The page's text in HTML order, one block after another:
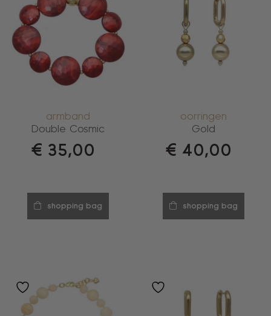
armband
Double Cosmic
€ 35,00
shopping bag
oorringen
Gold
€ 40,00
shopping bag